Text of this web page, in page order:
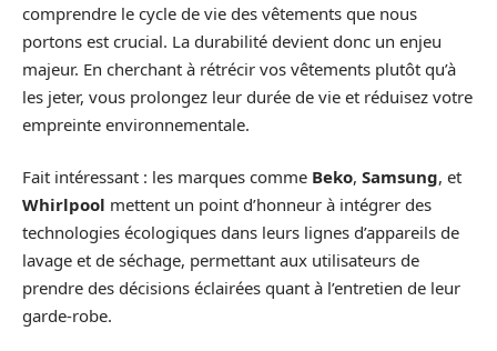
comprendre le cycle de vie des vêtements que nous
portons est crucial. La durabilité devient donc un enjeu
majeur. En cherchant à rétrécir vos vêtements plutôt qu’à
les jeter, vous prolongez leur durée de vie et réduisez votre
empreinte environnementale.
Fait intéressant : les marques comme Beko, Samsung, et
Whirlpool mettent un point d’honneur à intégrer des
technologies écologiques dans leurs lignes d’appareils de
lavage et de séchage, permettant aux utilisateurs de
prendre des décisions éclairées quant à l’entretien de leur
garde-robe.